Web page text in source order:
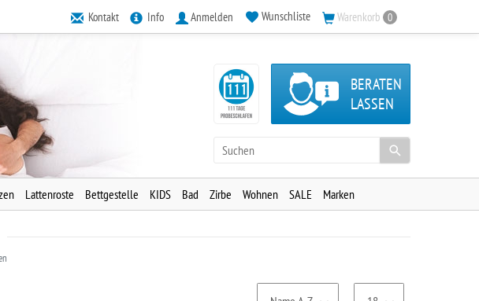
Kontakt Info Anmelden Wunschliste Warenkorb 0
BERATEN
LASSEN
Lattenroste Bettgestelle KIDS Bad Zirbe Wohnen SALE Marken